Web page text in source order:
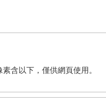
含以下，僅供網頁使用。